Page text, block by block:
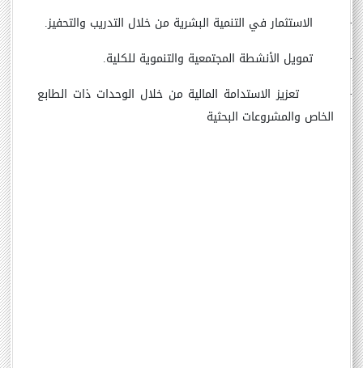
·
الاستثمار في التنمية البشرية من خلال التدريب والتحفيز.
·
تمويل الأنشطة المجتمعية والتنموية للكلية.
·
تعزيز الاستدامة المالية من خلال الوحدات ذات الطابع
الخاص والمشروعات البحثية